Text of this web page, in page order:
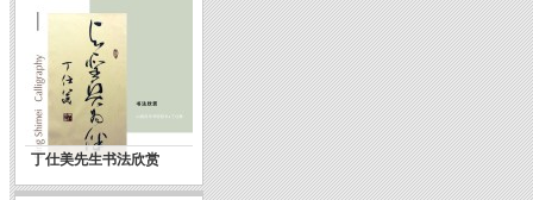
丁仕美先生书法欣赏